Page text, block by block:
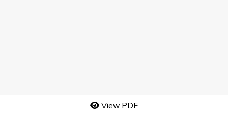
View PDF